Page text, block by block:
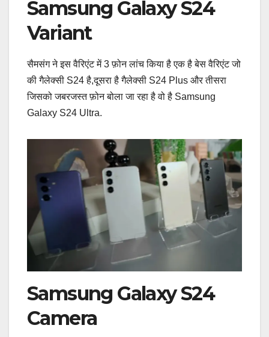
Samsung Galaxy S24
Variant
सैमसंग ने इस वैरिएंट में 3 फ़ोन लांच किया है एक है बेस वैरिएंट जो
की गैलेक्सी S24 है,दूसरा है गैलेक्सी S24 Plus और तीसरा
जिसको जबरजस्त फ़ोन बोला जा रहा है वो है Samsung
Galaxy S24 Ultra.
Samsung Galaxy S24
Camera